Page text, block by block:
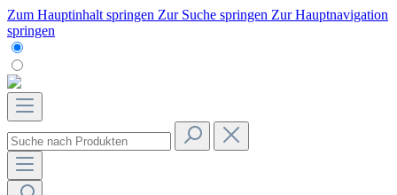
Zum Hauptinhalt springen Zur Suche springen Zur Hauptnavigation
springen